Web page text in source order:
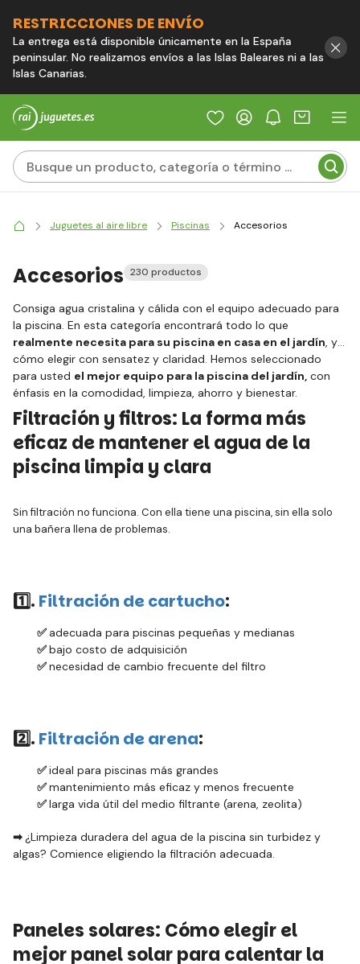
RESTRICCIONES DE ENVÍO
La entrega está disponible únicamente en la España
peninsular. No realizamos envíos a las Islas Baleares ni a las
Islas Canarias.
Juguetes al aire libre Piscinas Accesorios
Accesorios 230 productos
Consiga agua cristalina y cálida con el equipo adecuado para
la piscina. En esta categoría encontrará todo lo que
realmente necesita para su piscina en casa en el jardín, y
cómo elegir con sensatez y claridad. Hemos seleccionado
para usted el mejor equipo para la piscina del jardín, con
énfasis en la comodidad, limpieza, ahorro y bienestar.
Filtración y filtros: La forma más
eficaz de mantener el agua de la
piscina limpia y clara
Sin filtración no funciona. Con ella tiene una piscina, sin ella solo
una bañera llena de problemas.
1️⃣. Filtración de cartucho:
✅ adecuada para piscinas pequeñas y medianas
✅bajo costo de adquisición
✅necesidad de cambio frecuente del filtro
2️⃣. Filtración de arena:
✅ideal para piscinas más grandes
✅mantenimiento más eficaz y menos frecuente
✅larga vida útil del medio filtrante (arena, zeolita)
➡¿Limpieza duradera del agua de la piscina sin turbidez y
algas? Comience eligiendo la filtración adecuada.
Paneles solares: Cómo elegir el
mejor panel solar para calentar la